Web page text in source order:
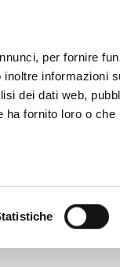
per fornire
informazioni
dei dati web,
fornito loro o
e Documenti
della